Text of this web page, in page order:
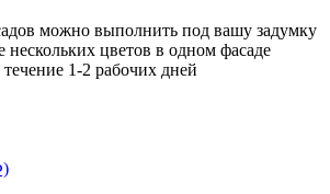
можно выполнить под вашу задумку
цветов в одном фасаде
1-2 рабочих дней